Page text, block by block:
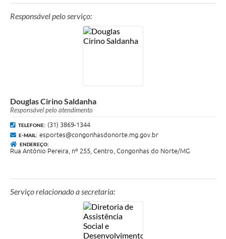
Responsável pelo serviço:
Douglas Cirino Saldanha
Responsável pelo atendimento
TELEFONE: (31) 3869-1344
E-MAIL: esportes@congonhasdonorte.mg.gov.br
ENDEREÇO:
Rua Antônio Pereira, nº 255, Centro, Congonhas do Norte/MG
Serviço relacionado a secretaria: